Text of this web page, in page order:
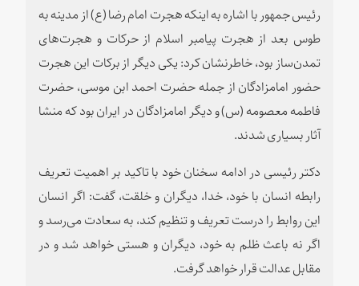
رئیس جمهور با اشاره به اینکه هجرت امام رضا (ع) از مدینه به
طوس بعد از هجرت پیامبر اسلام از حرکات و هجرت‌های
تمدن‌ساز بود، خاطرنشان کرد: یکی دیگر از برکات این هجرت
حضور امامزادگان از جمله حضرت احمد ابن موسی، حضرت
فاطمه معصومه (س) و دیگر امامزادگان در ایران بود که منشا
آثار بسیاری شدند.
دکتر رئیسی در ادامه سخنان خود با تاکید بر اهمیت تعریف
رابطه انسان با خود، خدا، دیگران و خلقت، گفت: اگر انسان
این روابط را درست تعریف و تنظیم کند، به سعادت می‌رسد و
اگر نه باعث ظلم به خود، دیگران و هستی خواهد شد و در
مقابل عدالت قرار خواهد گرفت.